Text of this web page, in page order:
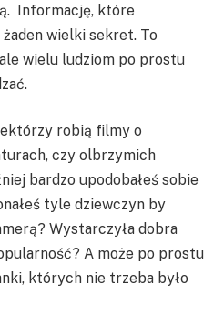
Informację, które
wielki sekret. To
wielu ludziom po prostu
robią filmy o
czy olbrzymich
bardzo upodobałeś sobie
tyle dziewczyn by
Wystarczyła dobra
A może po prostu
których nie trzeba było